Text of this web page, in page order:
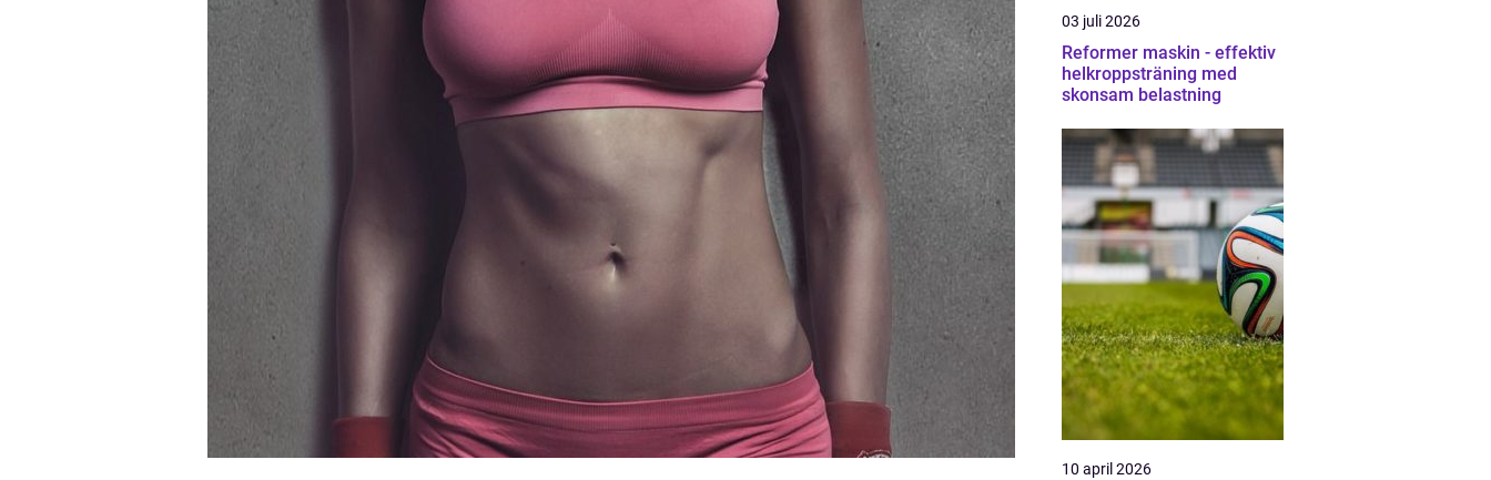
03 juli 2026
Reformer maskin - effektiv
helkroppsträning med
skonsam belastning
10 april 2026